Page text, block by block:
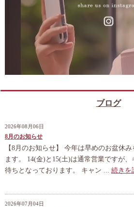
ブログ
2026年08月06日
8月のお知らせ
【8月のお知らせ】 今年は早めのお盆休み
ます。 14(金)と15(土)は通常営業ですが、
待ちとなっております。 キャン ... 続きを
2026年07月04日